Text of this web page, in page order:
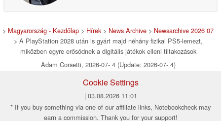
> Magyarország - Kezdőlap > Hírek> News Archive > Newsarchive 2026 07
> A PlayStation 2028 után is gyárt majd néhány fizikai PS5-lemezt,
miközben egyre erősödnek a digitális játékok elleni tiltakozások
Adam Corsetti, 2026-07- 4 (Update: 2026-07- 4)
Cookie Settings
| 03.08.2026 11:01
* If you buy something via one of our affiliate links, Notebookcheck may
earn a commission. Thank you for your support!